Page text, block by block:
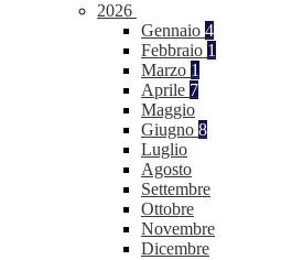
2026
Gennaio 4
Febbraio 1
Marzo 1
Aprile 7
Maggio
Giugno 8
Luglio
Agosto
Settembre
Ottobre
Novembre
Dicembre